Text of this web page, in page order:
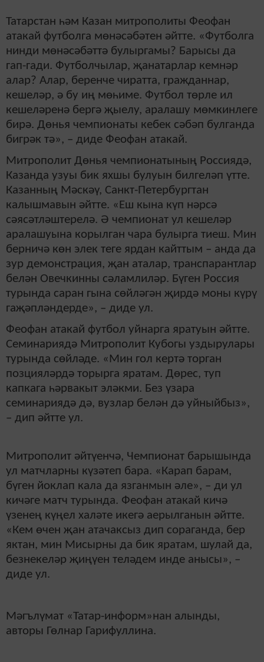
Татарстан һәм Казан митрополиты Феофан
атакай футболга мөнәсәбәтен әйтте. «Футболга
нинди мөнәсәбәттә булыргамы? Барысы да
гап-гади. Футболчылар, җанатарлар кемнәр
алар? Алар, беренче чиратта, гражданнар,
кешеләр, ә бу иң мөһиме. Футбол төрле ил
кешеләренә бергә җыелу, аралашу мөмкинлеге
бирә. Дөнья чемпионаты кебек сәбәп булганда
бигрәк тә», – диде Феофан атакай.
Митрополит Дөнья чемпионатының Россиядә,
Казанда узуы бик яхшы булуын билгеләп үтте.
Казанның Мәскәү, Санкт-Петербургтан
калышмавын әйтте. «Еш кына күп нәрсә
сәясәтләштерелә. Ә чемпионат ул кешеләр
аралашуына корылган чара булырга тиеш. Мин
берничә көн элек теге ярдан кайттым – анда да
зур демонстрация, җан аталар, транспарантлар
белән Овечкинны сәламлиләр. Бүген Россия
турында саран гына сөйләгән җирдә моны күрү
гаҗәпләндерде», – диде ул.
Феофан атакай футбол уйнарга яратуын әйтте.
Семинариядә Митрополит Кубогы уздырулары
турында сөйләде. «Мин гол кертә торган
позцияләрдә торырга яратам. Дөрес, туп
капкага һәрвакыт эләкми. Без үзара
семинариядә дә, вузлар белән дә уйныйбыз»,
– дип әйтте ул.
Митрополит әйтүенчә, Чемпионат барышында
ул матчларны күзәтеп бара. «Карап барам,
бүген йоклап кала да язганмын әле», – ди ул
кичәге матч турында. Феофан атакай кичә
үзенең күңел халәте икегә аерылганын әйтте.
«Кем өчен җан атачаксыз дип сораганда, бер
яктан, мин Мисырны да бик яратам, шулай да,
безнекеләр җиңүен теләдем инде анысы», –
диде ул.
Мәгълүмат «Татар-информ»нан алынды,
авторы Гөлнар Гарифуллина.